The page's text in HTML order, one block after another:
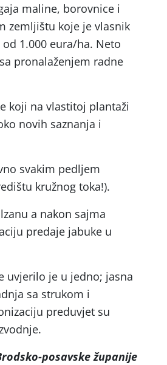
maline, borovnice i
zemljištu koje je vlasnik
1.000 eura/ha. Neto
pronalaženjem radne
koji na vlastitoj plantaži
novih saznanja i
svakim pedljem
kružnog toka!).
a nakon sajma
predaje jabuke u
uvjerilo je u jedno; jasna
sa strukom i
preduvjet su
posavske županije